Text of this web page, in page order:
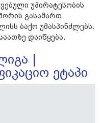
უპირატესობის
გასამართ
ბაქო უმასპინძლებს.
დაიწყება.
|
ეტაპი